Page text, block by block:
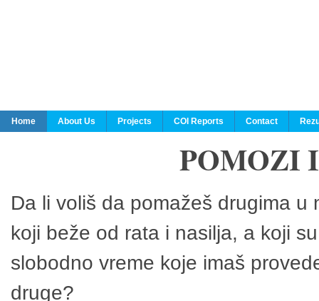
Home About Us Projects COI Reports Contact
POMOZI
Da li voliš da pomažeš drugima
koji beže od rata i nasilja, a koji
slobodno vreme koje imaš
druge?